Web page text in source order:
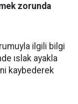
zorunda
ilgili bilgi
ıslak ayakla
kaybederek